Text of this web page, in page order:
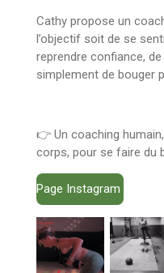
Cathy propose un
l’objectif soit de se
reprendre confiance,
simplement de bouger
👉 Un coaching
corps, pour se faire du
Page Instagram